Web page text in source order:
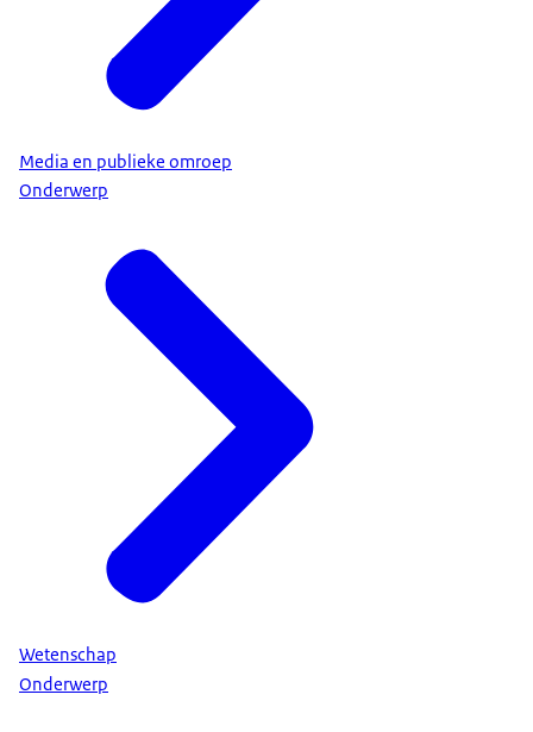
Media en publieke omroep
Onderwerp
Wetenschap
Onderwerp